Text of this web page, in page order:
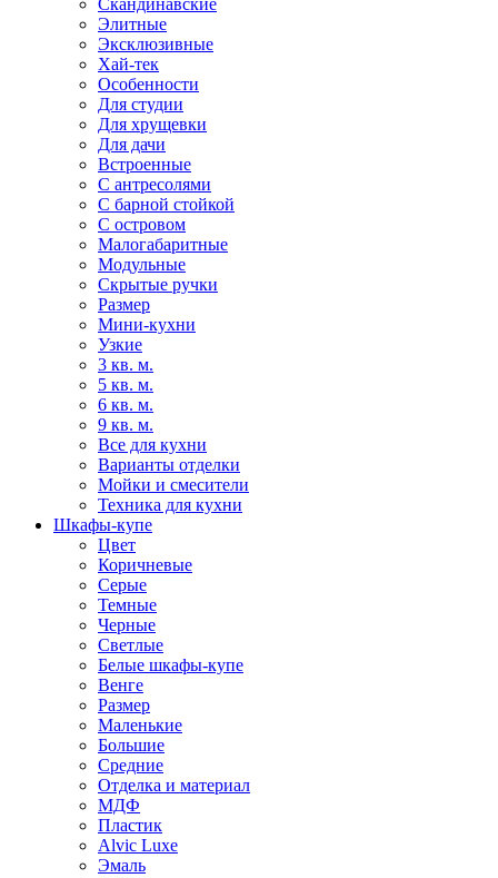
Скандинавские
Элитные
Эксклюзивные
Хай-тек
Особенности
Для студии
Для хрущевки
Для дачи
Встроенные
С антресолями
С барной стойкой
С островом
Малогабаритные
Модульные
Скрытые ручки
Размер
Мини-кухни
Узкие
3 кв. м.
5 кв. м.
6 кв. м.
9 кв. м.
Все для кухни
Варианты отделки
Мойки и смесители
Техника для кухни
Шкафы-купе
Цвет
Коричневые
Серые
Темные
Черные
Светлые
Белые шкафы-купе
Венге
Размер
Маленькие
Большие
Средние
Отделка и материал
МДФ
Пластик
Alvic Luxe
Эмаль